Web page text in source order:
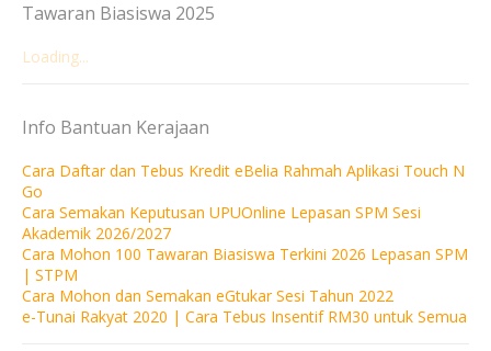
Tawaran Biasiswa 2025
Loading...
Info Bantuan Kerajaan
Cara Daftar dan Tebus Kredit eBelia Rahmah Aplikasi Touch N
Go
Cara Semakan Keputusan UPUOnline Lepasan SPM Sesi
Akademik 2026/2027
Cara Mohon 100 Tawaran Biasiswa Terkini 2026 Lepasan SPM
| STPM
Cara Mohon dan Semakan eGtukar Sesi Tahun 2022
e-Tunai Rakyat 2020 | Cara Tebus Insentif RM30 untuk Semua